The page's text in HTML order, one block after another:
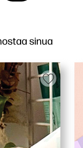
sinua